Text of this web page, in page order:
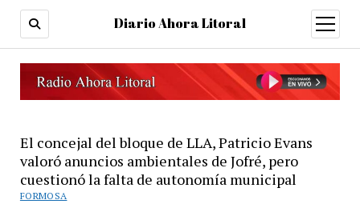
Diario Ahora Litoral
open
menu
El concejal del bloque de LLA, Patricio Evans
valoró anuncios ambientales de Jofré, pero
cuestionó la falta de autonomía municipal
FORMOSA